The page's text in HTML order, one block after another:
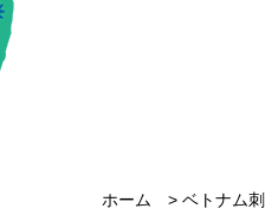
ホーム > ベトナム